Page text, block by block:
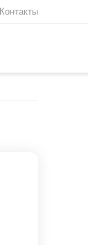
Контакты